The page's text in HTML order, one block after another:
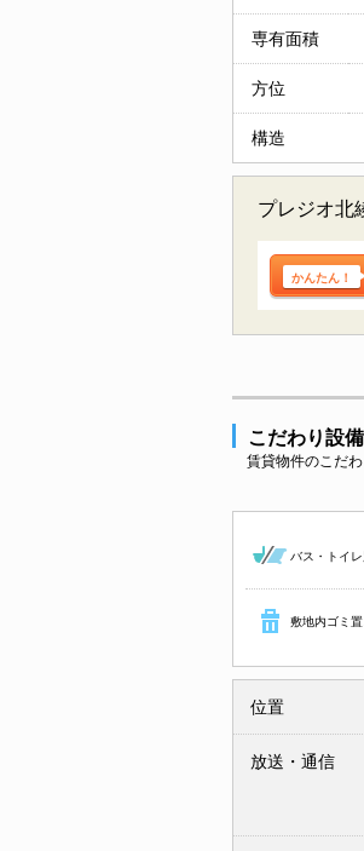
専有面積
方位
構造
プレジオ北
かんたん！
こだわり設
賃貸物件のこだ
バス・トイレ
敷地内ゴミ
位置
放送・通信